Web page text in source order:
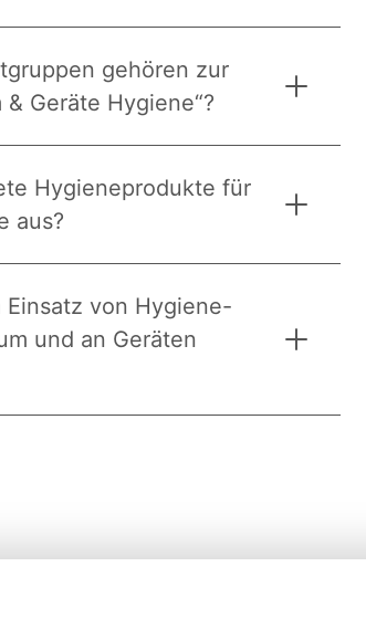
gehören zur
Geräte Hygiene“?
Hygieneprodukte für
aus?
von Hygiene-
und an Geräten